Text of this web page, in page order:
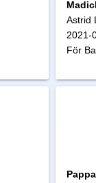
Astrid
2021-
För